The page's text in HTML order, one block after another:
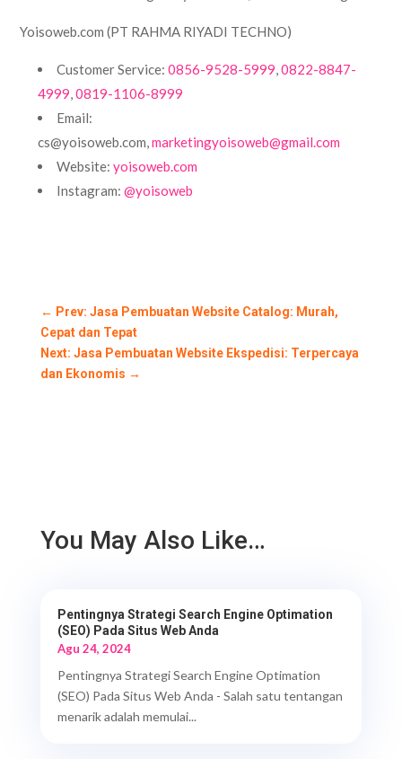
Yoisoweb.com (PT RAHMA RIYADI TECHNO)
Customer Service:0856-9528-5999,0822-8847-
4999,0819-1106-8999
Email:
cs@yoisoweb.com,marketingyoisoweb@gmail.com
Website:yoisoweb.com
Instagram:@yoisoweb
← Prev: Jasa Pembuatan Website Catalog: Murah,
Cepat dan Tepat
Next: Jasa Pembuatan Website Ekspedisi: Terpercaya
dan Ekonomis →
You May Also Like…
Pentingnya Strategi Search Engine Optimation
(SEO) Pada Situs Web Anda
Agu 24, 2024
Pentingnya Strategi Search Engine Optimation
(SEO) Pada Situs Web Anda - Salah satu tentangan
menarik adalah memulai...